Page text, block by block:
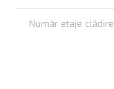
Număr etaje clădire